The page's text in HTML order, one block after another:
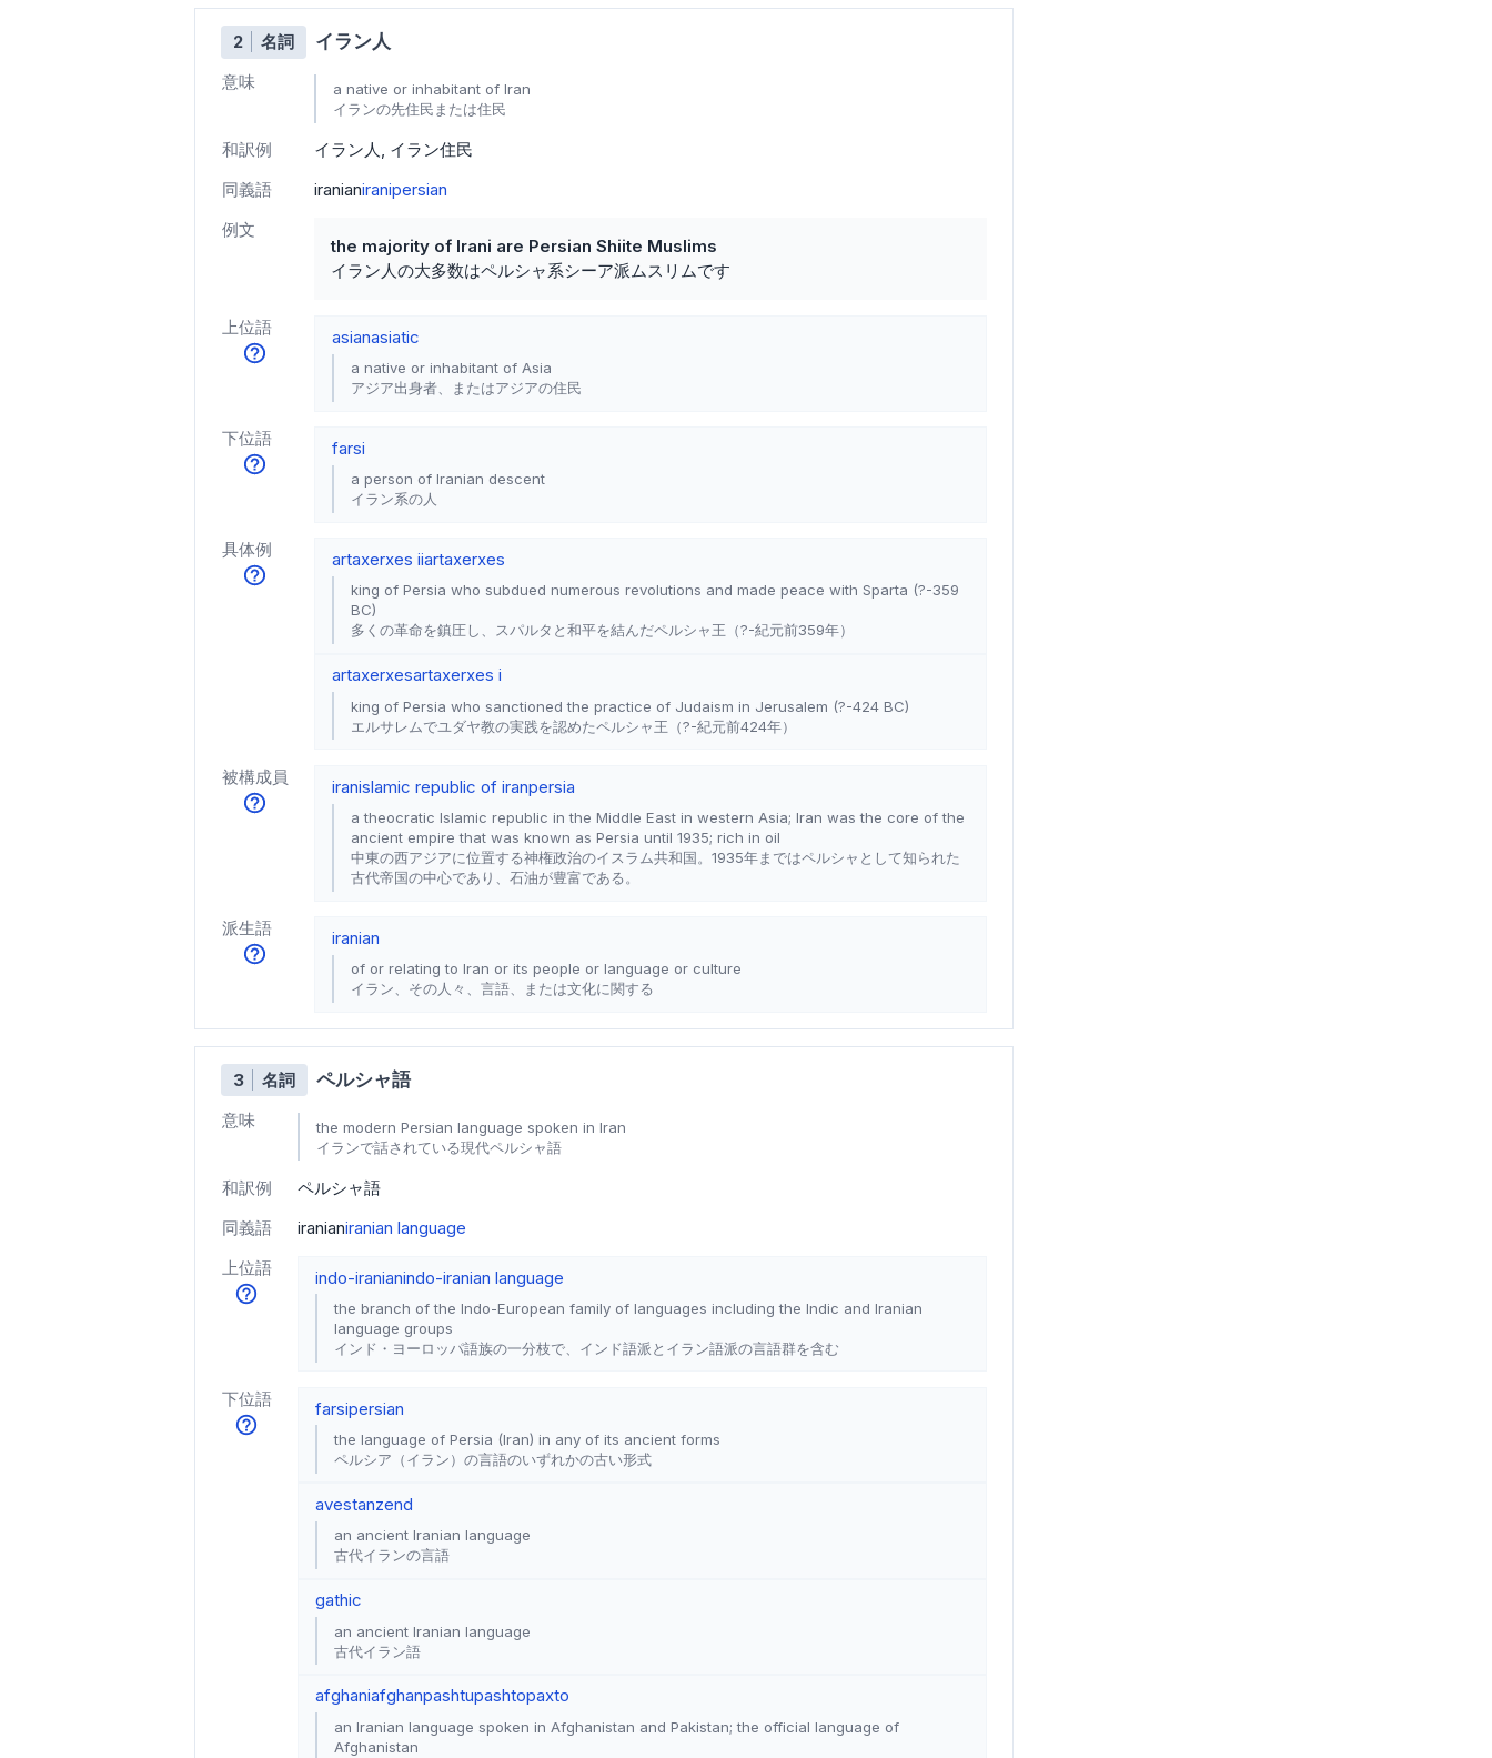
2 名詞 イラン人
意味
a native or inhabitant of Iran
イランの先住民または住民
和訳例 イラン人 イラン住民
同義語
iranianiranipersian
例文
the majority of Irani are Persian Shiite Muslims
イラン人の大多数はペルシャ系シーア派ムスリムです
上位語 asianasiatic
a native or inhabitant of Asia
アジア出身者、またはアジアの住民
下位語 farsi
a person of Iranian descent
イラン系の人
具体例 artaxerxes iiartaxerxes
king of Persia who subdued numerous revolutions and made peace with Sparta (?-359
BC)
多くの革命を鎮圧し、スパルタと和平を結んだペルシャ王（?-紀元前359年）
artaxerxesartaxerxes i
king of Persia who sanctioned the practice of Judaism in Jerusalem (?-424 BC)
エルサレムでユダヤ教の実践を認めたペルシャ王（?-紀元前424年）
被構成員 iranislamic republic of iranpersia
a theocratic Islamic republic in the Middle East in western Asia; Iran was the core of the
ancient empire that was known as Persia until 1935; rich in oil
中東の西アジアに位置する神権政治のイスラム共和国。1935年まではペルシャとして知られた
古代帝国の中心であり、石油が豊富である。
派生語 iranian
of or relating to Iran or its people or language or culture
イラン、その人々、言語、または文化に関する
3 名詞 ペルシャ語
意味
the modern Persian language spoken in Iran
イランで話されている現代ペルシャ語
和訳例
ペルシャ語
同義語
iranianiranian language
上位語
indo-iranianindo-iranian language
the branch of the Indo-European family of languages including the Indic and Iranian
language groups
インド・ヨーロッパ語族の一分枝で、インド語派とイラン語派の言語群を含む
下位語 farsipersian
the language of Persia (Iran) in any of its ancient forms
ペルシア（イラン）の言語のいずれかの古い形式
avestanzend
an ancient Iranian language
古代イランの言語
gathic
an ancient Iranian language
古代イラン語
afghaniafghanpashtupashtopaxto
an Iranian language spoken in Afghanistan and Pakistan; the official language of
Afghanistan